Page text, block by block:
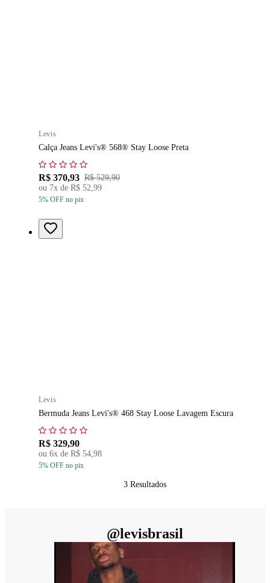
Levis
Calça Jeans Levi's® 568® Stay Loose Preta
R$ 370,93 R$ 529,90
ou 7x de R$ 52,99
5% OFF no pix
Levis
Bermuda Jeans Levi's® 468 Stay Loose Lavagem Escura
R$ 329,90
ou 6x de R$ 54,98
5% OFF no pix
3 Resultados
@levisbrasil